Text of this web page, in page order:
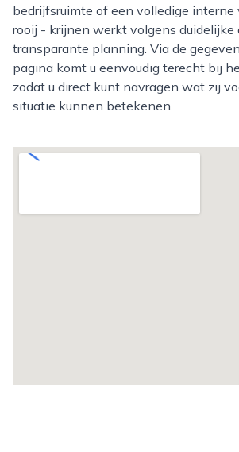
bedrijfsruimte of een volledige interne
rooij - krijnen werkt volgens duidelijke
transparante planning. Via de
pagina komt u eenvoudig terecht bij
zodat u direct kunt navragen wat zij
situatie kunnen betekenen.